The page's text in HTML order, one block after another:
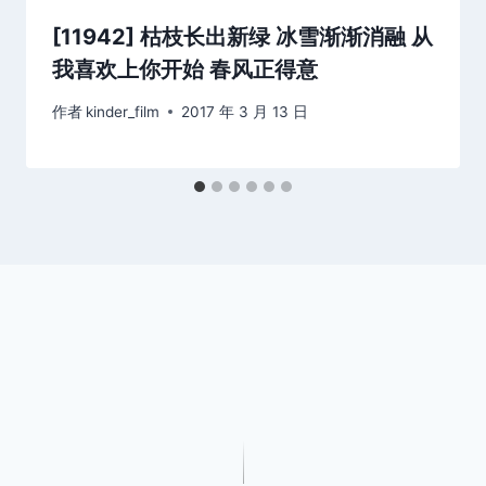
[11942] 枯枝长出新绿 冰雪渐渐消融 从
我喜欢上你开始 春风正得意
作者 kinder_film 2017 年 3 月 13 日